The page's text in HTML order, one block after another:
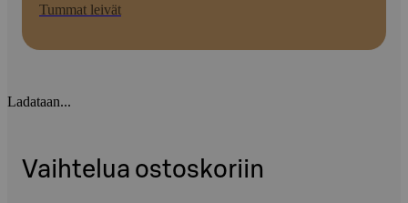
Tummat leivät
Ladataan...
Vaihtelua ostoskoriin